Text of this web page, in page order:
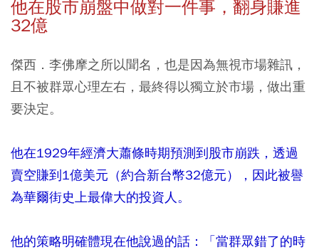
他在股市崩盤中做對一件事，翻身賺進
32億
傑西．李佛摩之所以聞名，也是因為無視市場雜訊，
且不被群眾心理左右，最終得以獨立於市場，做出重
要決定。
他在1929年經濟大蕭條時期預測到股市崩跌，透過
賣空賺到1億美元（約合新台幣32億元），因此被譽
為華爾街史上最偉大的投資人。
他的策略明確體現在他說過的話：「當群眾錯了的時